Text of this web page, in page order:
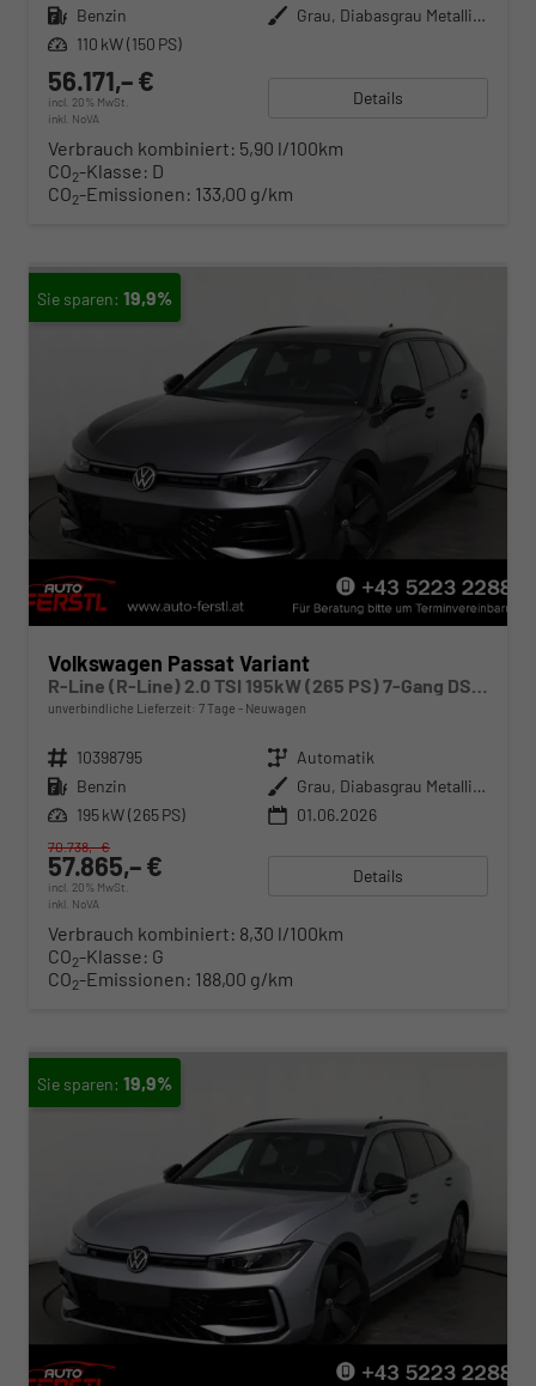
Kraftstoff Benzin Außenfarbe
Grau, Diabasgrau Metallic (5X)
Leistung 110 kW (150 PS)
56.171,– €
incl. 20% MwSt.
inkl. NoVA
Details
Verbrauch kombiniert: 5,90 l/100km
CO2-Klasse: D
CO2-Emissionen: 133,00 g/km
19,9%
Volkswagen Passat Variant
R-Line (R-Line) 2.0 TSI 195kW (265 PS) 7-Gang DSG 4MOTION
unverbindliche Lieferzeit: 7 Tage Neuwagen
Fahrzeugnr. 10398795 Getriebe Automatik
Kraftstoff Benzin Außenfarbe
Grau, Diabasgrau Metallic (5X)
Leistung 195 kW (265 PS) 01.06.2026
57.865,– €
incl. 20% MwSt.
inkl. NoVA
70.738,– €
Details
Verbrauch kombiniert: 8,30 l/100km
CO2-Klasse: G
CO2-Emissionen: 188,00 g/km
19,9%